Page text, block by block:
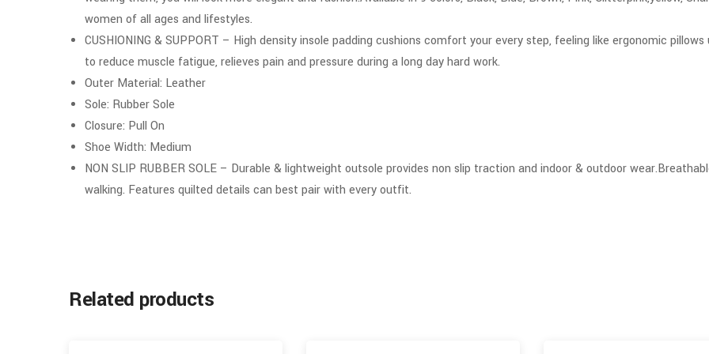
women of all ages and lifestyles.
CUSHIONING & SUPPORT – High density insole padding cushions comfort your every step, feeling like ergonomic
to reduce muscle fatigue, relieves pain and pressure during a long day hard work.
Outer Material: Leather
Sole: Rubber Sole
Closure: Pull On
Shoe Width: Medium
NON SLIP RUBBER SOLE – Durable & lightweight outsole provides non slip traction and indoor & outdoor
walking. Features quilted details can best pair with every outfit.
Related products